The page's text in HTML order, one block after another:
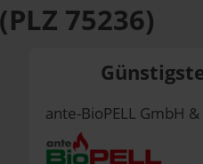
75236)
ante-BioPELL GmbH &